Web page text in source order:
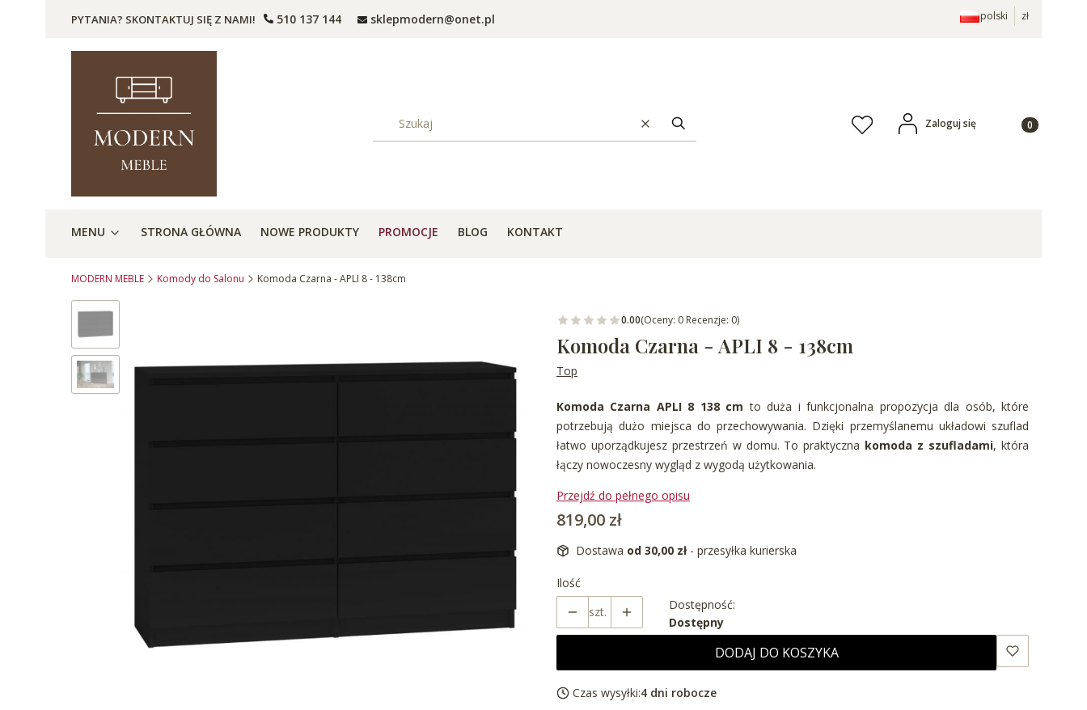
PYTANIA? SKONTAKTUJ SIĘ Z NAMI! 510 137 144 sklepmodern@onet.pl polski zł
WyczyśćSzukaj Ulubione Zaloguj się Produkty w
MENU STRONA GŁÓWNA NOWE PRODUKTY PROMOCJE BLOG KONTAKT
MODERN MEBLE Komody do Salonu Komoda Czarna - APLI 8 - 138cm
0.00(Oceny: 0 Recenzje: 0)
Komoda Czarna - APLI 8 - 138cm
Top
Komoda Czarna APLI 8 138 cm to duża i funkcjonalna propozycja dla osób, które
potrzebują dużo miejsca do przechowywania. Dzięki przemyślanemu układowi szuflad
łatwo uporządkujesz przestrzeń w domu. To praktyczna komoda z szufladami, która
łączy nowoczesny wygląd z wygodą użytkowania.
Przejdź do pełnego opisu
Cena
819,00 zł
Dostawa od 30,00 zł - przesyłka kurierska
Ilość
szt.
Dostępność:
Dostępny
DODAJ DO KOSZYKA
Czas wysyłki:4 dni robocze